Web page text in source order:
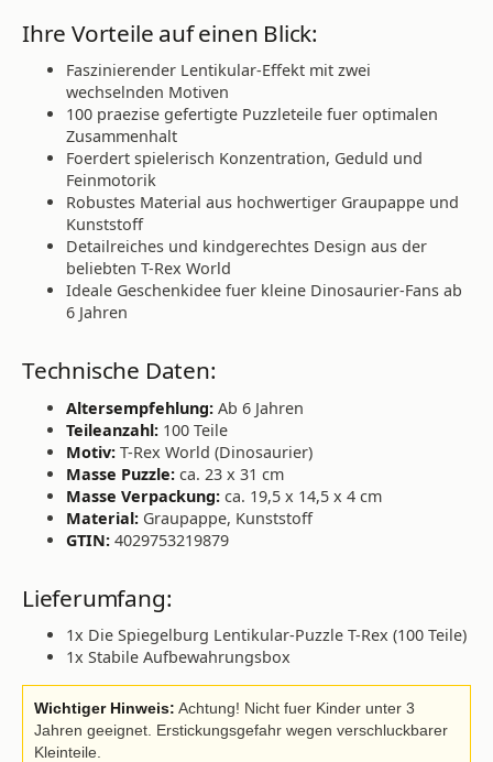
Ihre Vorteile auf einen Blick:
Faszinierender Lentikular-Effekt mit zwei
wechselnden Motiven
100 praezise gefertigte Puzzleteile fuer optimalen
Zusammenhalt
Foerdert spielerisch Konzentration, Geduld und
Feinmotorik
Robustes Material aus hochwertiger Graupappe und
Kunststoff
Detailreiches und kindgerechtes Design aus der
beliebten T-Rex World
Ideale Geschenkidee fuer kleine Dinosaurier-Fans ab
6 Jahren
Technische Daten:
Altersempfehlung: Ab 6 Jahren
Teileanzahl: 100 Teile
Motiv: T-Rex World (Dinosaurier)
Masse Puzzle: ca. 23 x 31 cm
Masse Verpackung: ca. 19,5 x 14,5 x 4 cm
Material: Graupappe, Kunststoff
GTIN: 4029753219879
Lieferumfang:
1x Die Spiegelburg Lentikular-Puzzle T-Rex (100 Teile)
1x Stabile Aufbewahrungsbox
Wichtiger Hinweis: Achtung! Nicht fuer Kinder unter 3
Jahren geeignet. Erstickungsgefahr wegen verschluckbarer
Kleinteile.